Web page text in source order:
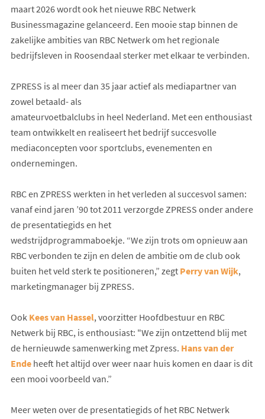
maart 2026 wordt ook het nieuwe RBC Netwerk
Businessmagazine gelanceerd. Een mooie stap binnen de
zakelijke ambities van RBC Netwerk om het regionale
bedrijfsleven in Roosendaal sterker met elkaar te verbinden.
ZPRESS is al meer dan 35 jaar actief als mediapartner van
zowel betaald- als
amateurvoetbalclubs in heel Nederland. Met een enthousiast
team ontwikkelt en realiseert het bedrijf succesvolle
mediaconcepten voor sportclubs, evenementen en
ondernemingen.
RBC en ZPRESS werkten in het verleden al succesvol samen:
vanaf eind jaren ’90 tot 2011 verzorgde ZPRESS onder andere
de presentatiegids en het
wedstrijdprogrammaboekje. “We zijn trots om opnieuw aan
RBC verbonden te zijn en delen de ambitie om de club ook
buiten het veld sterk te positioneren,” zegt Perry van Wijk,
marketingmanager bij ZPRESS.
Ook Kees van Hassel, voorzitter Hoofdbestuur en RBC
Netwerk bij RBC, is enthousiast: "We zijn ontzettend blij met
de hernieuwde samenwerking met Zpress. Hans van der
Ende heeft het altijd over weer naar huis komen en daar is dit
een mooi voorbeeld van.”
Meer weten over de presentatiegids of het RBC Netwerk